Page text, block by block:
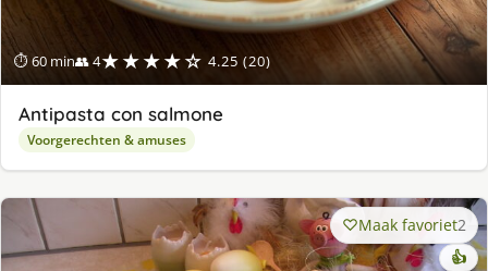
⏱ 60 min👥 4★★★★☆ 4.25 (20)
Antipasta con salmone
Voorgerechten & amuses
Maak favoriet2
👍